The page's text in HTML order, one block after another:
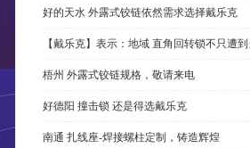
好的天水 外露式铰链依然需求选择戴乐克
【戴乐克】表示：地域 直角回转锁不只遭
梧州 外露式铰链规格，敬请来电
好德阳 撞击锁 还是得选戴乐克
南通 扎线座-焊接螺柱定制，铸造辉煌